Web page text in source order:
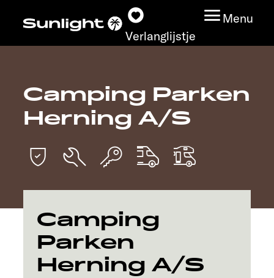
Verlanglijstje
Menu
Modeloverzicht
Vind jouw Sunlight
Ontdek
Service
Camping Parken
Herning A/S
Camping
Parken
Herning A/S